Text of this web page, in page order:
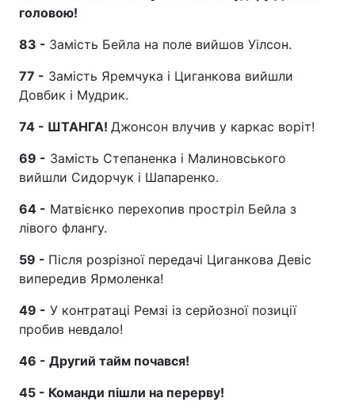
головою!
83 - Замість Бейла на поле вийшов Уілсон.
77 - Замість Яремчука і Циганкова вийшли
Довбик і Мудрик.
74 - ШТАНГА! Джонсон влучив у каркас воріт!
69 - Замість Степаненка і Малиновського
вийшли Сидорчук і Шапаренко.
64 - Матвієнко перехопив простріл Бейла з
лівого флангу.
59 - Після розрізної передачі Циганкова Девіс
випередив Ярмоленка!
49 - У контратаці Ремзі із серйозної позиції
пробив невдало!
46 - Другий тайм почався!
45 - Команди пішли на перерву!